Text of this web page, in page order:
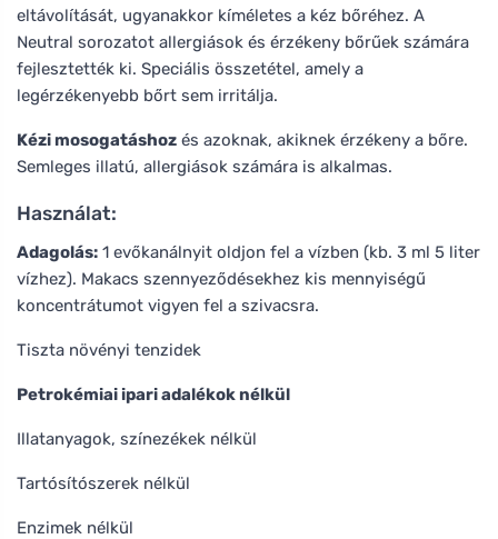
eltávolítását, ugyanakkor kíméletes a kéz bőréhez. A
Neutral sorozatot allergiások és érzékeny bőrűek számára
fejlesztették ki. Speciális összetétel, amely a
legérzékenyebb bőrt sem irritálja.
Kézi mosogatáshoz és azoknak, akiknek érzékeny a bőre.
Semleges illatú, allergiások számára is alkalmas.
Használat:
Adagolás: 1 evőkanálnyit oldjon fel a vízben (kb. 3 ml 5 liter
vízhez). Makacs szennyeződésekhez kis mennyiségű
koncentrátumot vigyen fel a szivacsra.
Tiszta növényi tenzidek
Petrokémiai ipari adalékok nélkül
Illatanyagok, színezékek nélkül
Tartósítószerek nélkül
Enzimek nélkül